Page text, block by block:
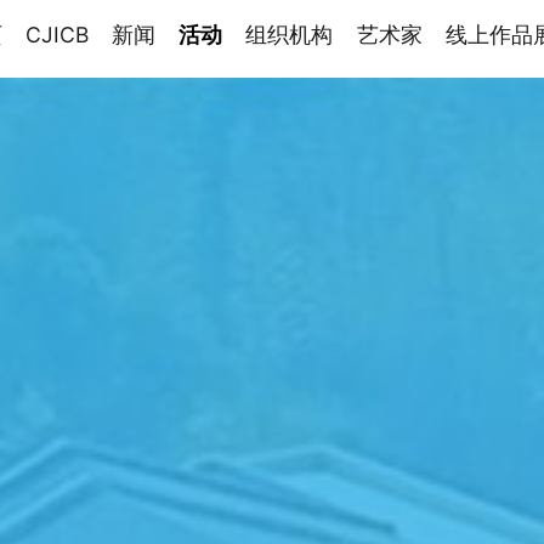
CJICB 新闻 活动 组织机构 艺术家 线上作品